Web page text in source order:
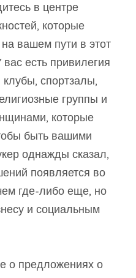
в центре
которые
вашем пути в этот
есть привилегия
клубы, спортзалы,
группы и
которые
быть вашими
однажды сказал,
появляется во
где-либо еще, но
и социальным
о предложениях о